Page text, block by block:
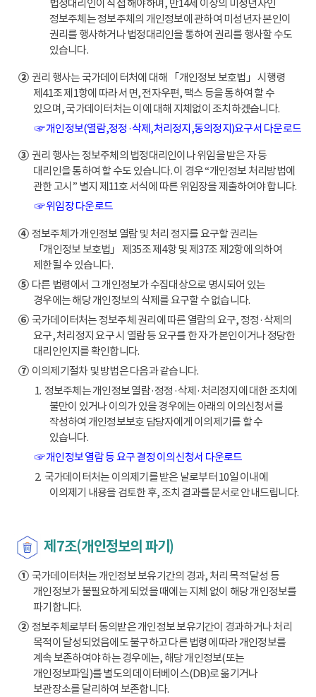
법정대리인이 직접 해야하며, 만14세 이상의 미성년자인
정보주체는 정보주체의 개인정보에 관하여 미성년자 본인이
권리를 행사하거나 법정대리인을 통하여 권리를 행사할 수도
있습니다.
②권리 행사는 국가데이터처에 대해 「개인정보 보호법」 시행령
제41조 제1항에 따라 서면, 전자우편, 팩스 등을 통하여 할 수
있으며, 국가데이터처는 이에 대해 지체없이 조치하겠습니다.
☞ 개인정보(열람,정정·삭제,처리정지,동의정지)요구서 다운로드
③권리 행사는 정보주체의 법정대리인이나 위임을 받은 자 등
대리인을 통하여 할 수도 있습니다. 이 경우 “개인정보 처리방법에
관한 고시” 별지 제11호 서식에 따른 위임장을 제출하여야 합니다.
☞ 위임장 다운로드
④정보주체가 개인정보 열람 및 처리 정지를 요구할 권리는
「개인정보 보호법」 제35조 제4항 및 제37조 제2항에 의하여
제한될 수 있습니다.
⑤다른 법령에서 그 개인정보가 수집대상으로 명시되어 있는
경우에는 해당 개인정보의 삭제를 요구할 수 없습니다.
⑥국가데이터처는 정보주체 권리에 따른 열람의 요구, 정정·삭제의
요구, 처리정지 요구 시 열람 등 요구를 한 자가 본인이거나 정당한
대리인인지를 확인합니다.
⑦이의제기절차 및 방법은 다음과 같습니다.
1. 정보주체는 개인정보 열람·정정·삭제·처리정지에 대한 조치에
불만이 있거나 이의가 있을 경우에는 아래의 이의신청서를
작성하여 개인정보보호 담당자에게 이의제기를 할 수
있습니다.
☞ 개인정보 열람 등 요구 결정 이의신청서 다운로드
2. 국가데이터처는 이의제기를 받은 날로부터 10일 이내에
이의제기 내용을 검토한 후, 조치 결과를 문서로 안내드립니다.
제7조(개인정보의 파기)
①국가데이터처는 개인정보 보유기간의 경과, 처리 목적 달성 등
개인정보가 불필요하게 되었을 때에는 지체 없이 해당 개인정보를
파기합니다.
②정보주체로부터 동의받은 개인정보 보유기간이 경과하거나 처리
목적이 달성되었음에도 불구하고 다른 법령에 따라 개인정보를
계속 보존하여야 하는 경우에는, 해당 개인정보(또는
개인정보파일)를 별도의 데이터베이스(DB)로 옮기거나
보관장소를 달리하여 보존합니다.